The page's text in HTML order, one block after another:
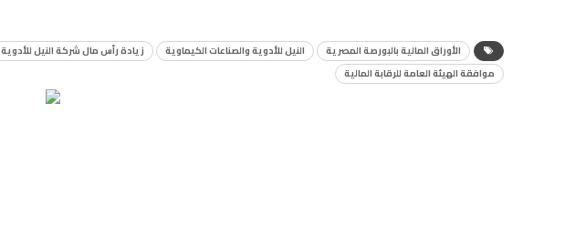
الأوراق المالية بالبورصة المصرية النيل للأدوية والصناعات الكيماوية زيادة رأس مال شركة النيل للأدوية
موافقة الهيئة العامة للرقابة المالية